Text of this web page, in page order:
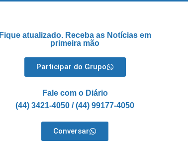
Fique atualizado. Receba as Notícias em
primeira mão
Participar do Grupo
Fale com o Diário
(44) 3421-4050 / (44) 99177-4050
Conversar